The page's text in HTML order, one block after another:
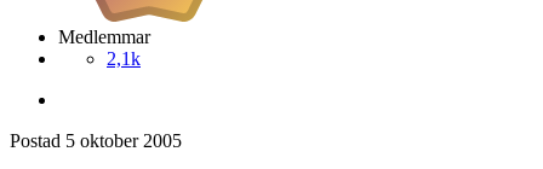
Medlemmar
2,1k
Postad 5 oktober 2005